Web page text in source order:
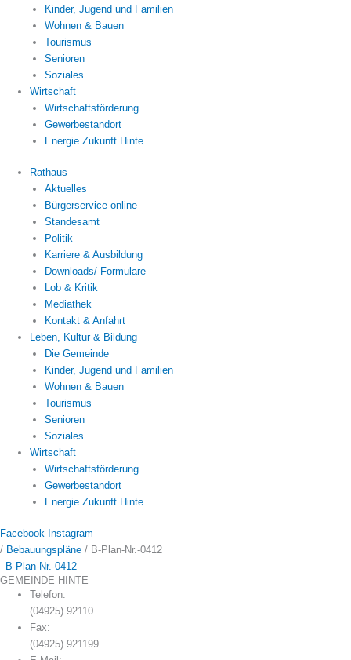
Kinder, Jugend und Familien
Wohnen & Bauen
Tourismus
Senioren
Soziales
Wirtschaft
Wirtschaftsförderung
Gewerbestandort
Energie Zukunft Hinte
Rathaus
Aktuelles
Bürgerservice online
Standesamt
Politik
Karriere & Ausbildung
Downloads/ Formulare
Lob & Kritik
Mediathek
Kontakt & Anfahrt
Leben, Kultur & Bildung
Die Gemeinde
Kinder, Jugend und Familien
Wohnen & Bauen
Tourismus
Senioren
Soziales
Wirtschaft
Wirtschaftsförderung
Gewerbestandort
Energie Zukunft Hinte
Facebook Instagram
/ Bebauungspläne / B-Plan-Nr.-0412
B-Plan-Nr.-0412
GEMEINDE HINTE
Telefon:
(04925) 92110
Fax:
(04925) 921199